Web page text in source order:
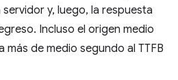
y, luego, la respuesta
Incluso el origen medio
más de medio segundo al TTFB